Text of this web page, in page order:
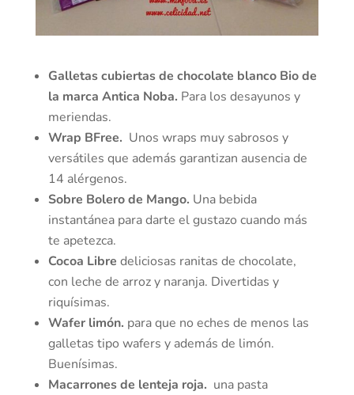
Galletas cubiertas de chocolate blanco Bio de
la marca Antica Noba. Para los desayunos y
meriendas.
Wrap BFree. Unos wraps muy sabrosos y
versátiles que además garantizan ausencia de
14 alérgenos.
Sobre Bolero de Mango. Una bebida
instantánea para darte el gustazo cuando más
te apetezca.
Cocoa Libre deliciosas ranitas de chocolate,
con leche de arroz y naranja. Divertidas y
riquísimas.
Wafer limón. para que no eches de menos las
galletas tipo wafers y además de limón.
Buenísimas.
Macarrones de lenteja roja. una pasta